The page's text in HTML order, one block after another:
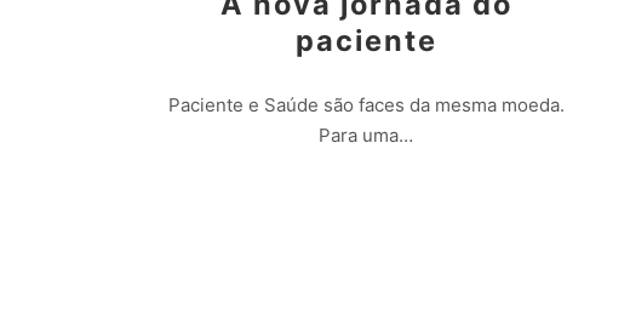
paciente
Paciente e Saúde são faces da mesma moeda.
Para uma…